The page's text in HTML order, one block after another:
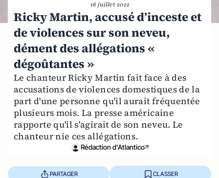
16 juillet 2022
Ricky Martin, accusé d’inceste et
de violences sur son neveu,
dément des allégations «
dégoûtantes »
Le chanteur Ricky Martin fait face à des
accusations de violences domestiques de la
part d'une personne qu'il aurait fréquentée
plusieurs mois. La presse américaine
rapporte qu'il s'agirait de son neveu. Le
chanteur nie ces allégations.
Rédaction d'Atlantico
PARTAGER CLASSER